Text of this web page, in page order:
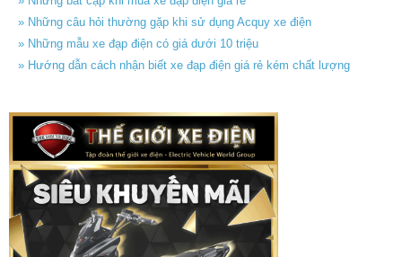
» Những câu hỏi thường gặp khi sử dụng Acquy xe điện
» Những mẫu xe đạp điện có giá dưới 10 triệu
» Hướng dẫn cách nhận biết xe đạp điện giá rẻ kém chất lượng